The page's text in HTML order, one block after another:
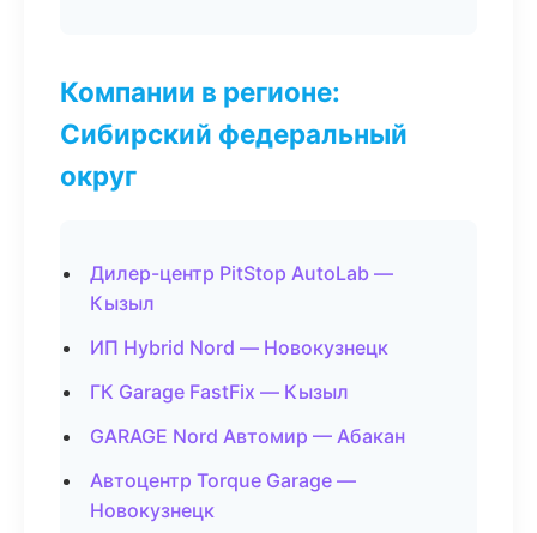
Компании в регионе:
Сибирский федеральный
округ
Дилер-центр PitStop AutoLab —
Кызыл
ИП Hybrid Nord — Новокузнецк
ГК Garage FastFix — Кызыл
GARAGE Nord Автомир — Абакан
Автоцентр Torque Garage —
Новокузнецк